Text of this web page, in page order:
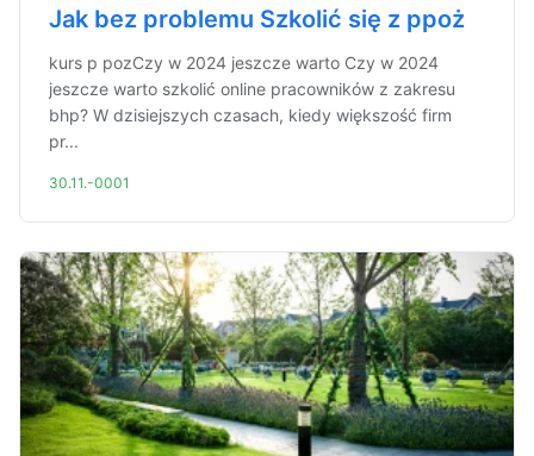
Jak bez problemu Szkolić się z ppoż
kurs p pozCzy w 2024 jeszcze warto Czy w 2024
jeszcze warto szkolić online pracowników z zakresu
bhp? W dzisiejszych czasach, kiedy większość firm
pr...
30.11.-0001